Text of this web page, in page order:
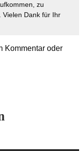
zu
Vielen Dank für Ihr
Kommentar oder